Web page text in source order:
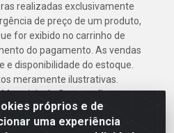
próprios e de
uma experiência
realizadas exclusivamente
de preço de um produto,
for exibido no carrinho de
do pagamento. As vendas
e disponibilidade do estoque.
meramente ilustrativas.
de Construção em
Flores, 2691 - Guabiraba,
52.291-630 - CNPJ